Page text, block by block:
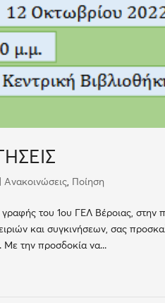
|Ανακοινώσεις, Ποίηση
του 1ου ΓΕΛ Βέροιας, στην
και συγκινήσεων, σας
Με την προσδοκία να...